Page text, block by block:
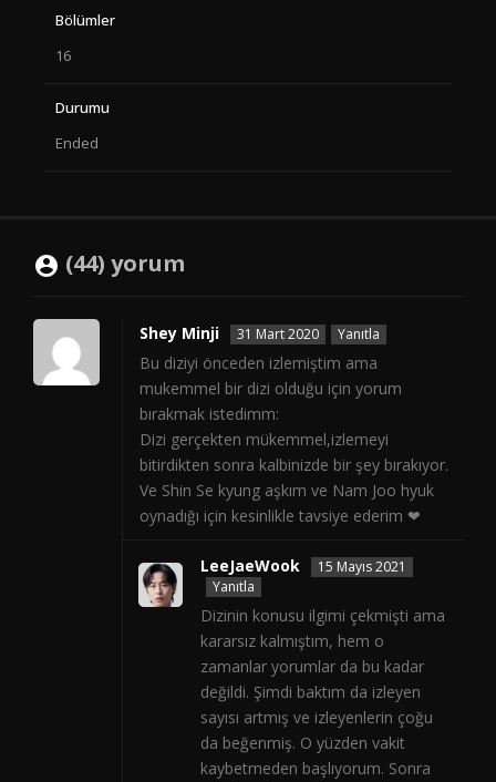
Bölümler
16
Durumu
Ended
(44) yorum
Shey Minji 31 Mart 2020 Yanıtla
Bu diziyi önceden izlemiştim ama
mukemmel bir dizi olduğu için yorum
bırakmak istedimm:
Dizi gerçekten mükemmel,izlemeyi
bitirdikten sonra kalbinizde bir şey bırakıyor.
Ve Shin Se kyung aşkım ve Nam Joo hyuk
oynadığı için kesinlikle tavsiye ederim ❤
LeeJaeWook
15 Mayıs 2021
Yanıtla
Dizinin konusu ilgimi çekmişti ama
kararsız kalmıştım, hem o
zamanlar yorumlar da bu kadar
değildi. Şimdi baktım da izleyen
sayısı artmış ve izleyenlerin çoğu
da beğenmiş. O yüzden vakit
kaybetmeden başlıyorum. Sonra